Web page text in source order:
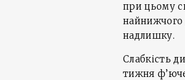
при цьому
найнижчого
надлишку.
Слабкість
тижня